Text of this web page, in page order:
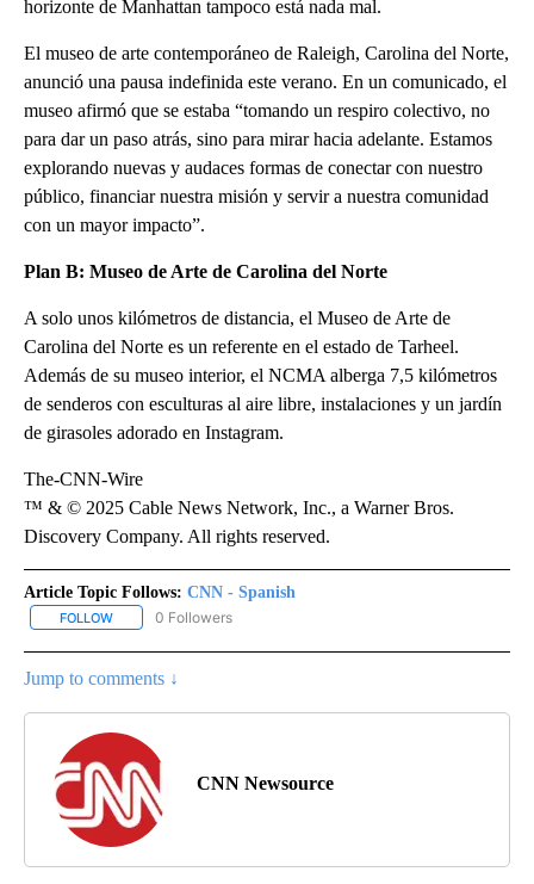
horizonte de Manhattan tampoco está nada mal.
El museo de arte contemporáneo de Raleigh, Carolina del Norte,
anunció una pausa indefinida este verano. En un comunicado, el
museo afirmó que se estaba “tomando un respiro colectivo, no
para dar un paso atrás, sino para mirar hacia adelante. Estamos
explorando nuevas y audaces formas de conectar con nuestro
público, financiar nuestra misión y servir a nuestra comunidad
con un mayor impacto”.
Plan B: Museo de Arte de Carolina del Norte
A solo unos kilómetros de distancia, el Museo de Arte de
Carolina del Norte es un referente en el estado de Tarheel.
Además de su museo interior, el NCMA alberga 7,5 kilómetros
de senderos con esculturas al aire libre, instalaciones y un jardín
de girasoles adorado en Instagram.
The-CNN-Wire
™ & © 2025 Cable News Network, Inc., a Warner Bros.
Discovery Company. All rights reserved.
Article Topic Follows: CNN - Spanish
FOLLOW FOLLOW "CNN - SPANISH" TO RECEIVE NOTIFICATIONS ABOUT
0 Followers
Jump to comments ↓
CNN Newsource